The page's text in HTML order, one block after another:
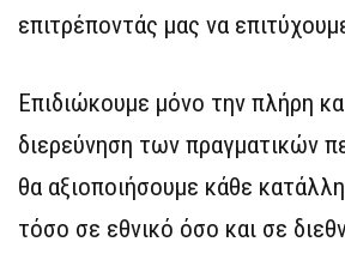
επιτρέποντάς μας να
Επιδιώκουμε μόνο την πλήρη
διερεύνηση των πραγματικών
θα αξιοποιήσουμε κάθε
τόσο σε εθνικό όσο και σε